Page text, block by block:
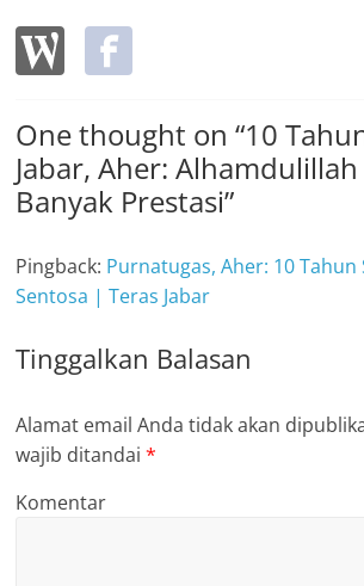
One thought on “10
Jabar, Aher: Alhamdulillah
Banyak Prestasi”
Pingback: Purnatugas, Aher: 10 Tahun
Sentosa | Teras Jabar
Tinggalkan Balasan
Alamat email Anda tidak akan
wajib ditandai*
Komentar